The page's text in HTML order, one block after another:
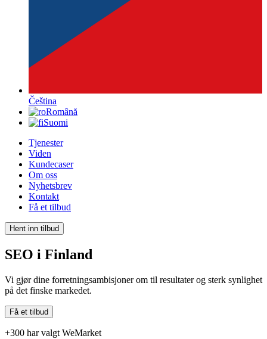
Čeština
Română
Suomi
Tjenester
Viden
Kundecaser
Om oss
Nyhetsbrev
Kontakt
Få et tilbud
Hent inn tilbud
SEO i Finland
Vi gjør dine forretningsambisjoner om til resultater og sterk synlighet
på det finske markedet.
Få et tilbud
+300 har valgt WeMarket